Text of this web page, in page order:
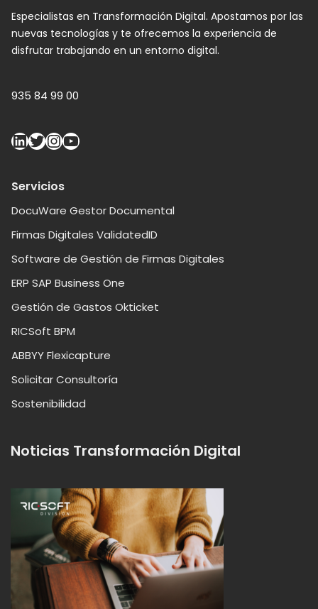
Especialistas en Transformación Digital. Apostamos por las
nuevas tecnologías y te ofrecemos la experiencia de
disfrutar trabajando en un entorno digital.
935 84 99 00
Servicios
DocuWare Gestor Documental
Firmas Digitales ValidatedID
Software de Gestión de Firmas Digitales
ERP SAP Business One
Gestión de Gastos Okticket
RICSoft BPM
ABBYY Flexicapture
Solicitar Consultoría
Sostenibilidad
Noticias Transformación Digital